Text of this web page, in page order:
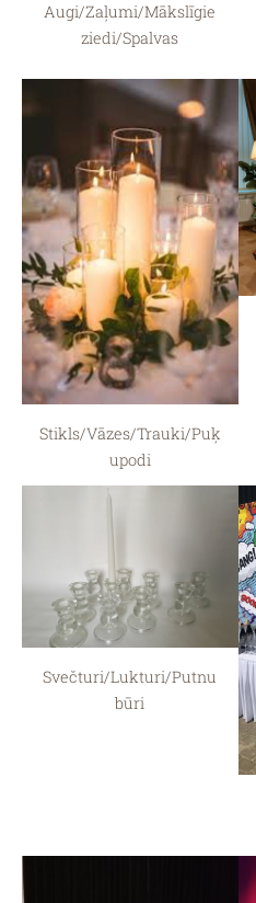
Augi/Zaļumi/Mākslīgie
ziedi/Spalvas
Stikls/Vāzes/Trauki/Puķ
upodi
Svečturi/Lukturi/Putnu
būri